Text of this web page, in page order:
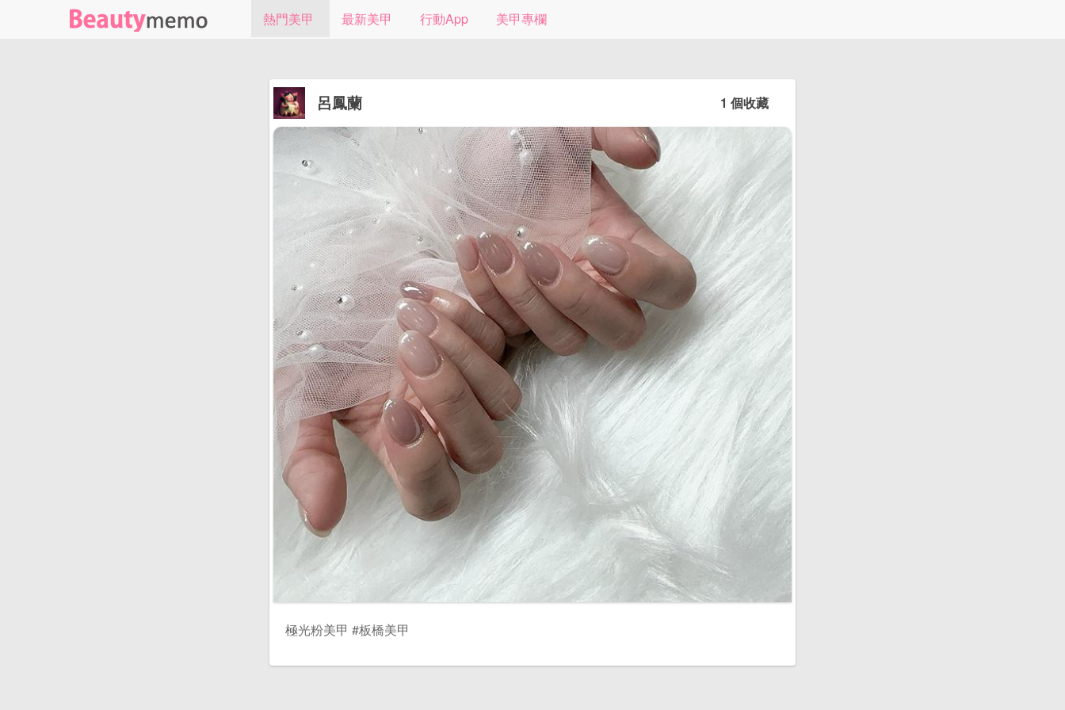
熱門美甲 最新美甲 行動App 美甲專欄
呂鳳蘭 1 個收藏
極光粉美甲 #板橋美甲